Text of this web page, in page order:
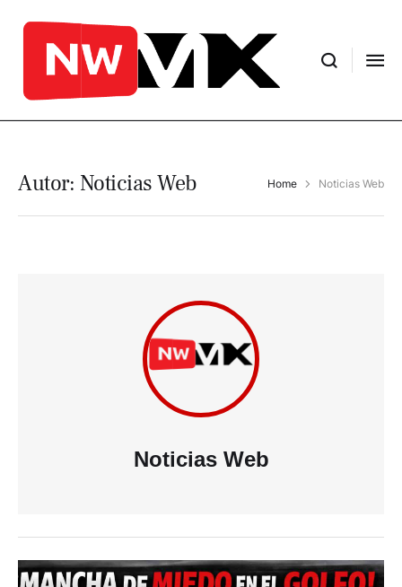
Autor: Noticias Web Home Noticias Web
Noticias Web